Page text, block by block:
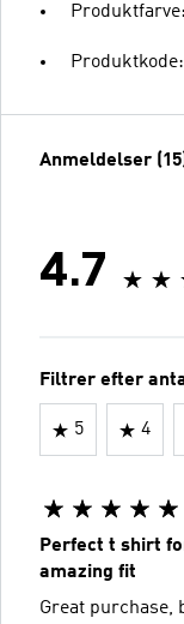
Anmeldelser
4.7
Filtrer efter
5 4
Perfect t shirt
amazing fit
Great purchase,